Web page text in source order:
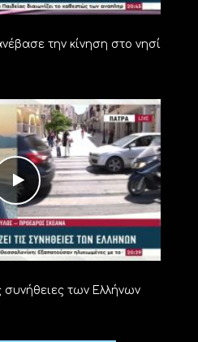
την κίνηση στο νησί
συνήθειες των Ελλήνων